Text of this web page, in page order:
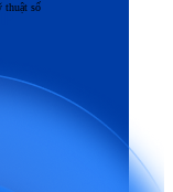
thuật số
phẩm & dịch vụ